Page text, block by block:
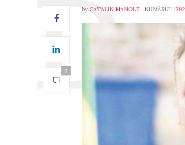
0
by CATALIN MANOLE , NUMĂRUL 1392